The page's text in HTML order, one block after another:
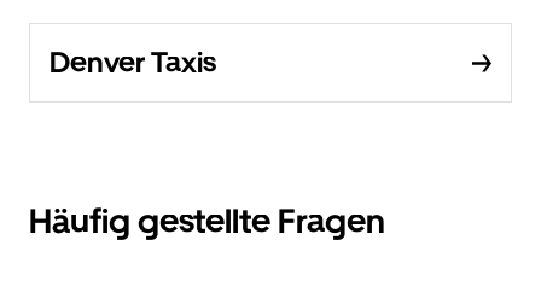
Denver Taxis
Häufig gestellte Fragen